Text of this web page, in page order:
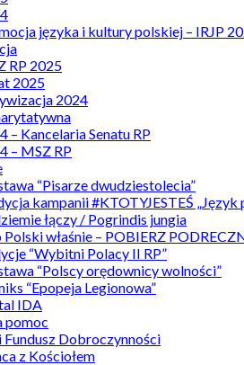
języka i kultury polskiej – IRJP
RP 2025
2025
2024
– Kancelaria Senatu RP
– MSZ RP
“Pisarze dwudziestolecia”
kampanii #KTOTYJESTEŚ
łączy / Pogrindis jungia
Polski właśnie – POBIERZ
“Wybitni Polacy II RP”
“Polscy orędownicy wolności”
“Epopeja Legionowa”
IDA
pomoc
Fundusz Dobroczynności
z Kościołem